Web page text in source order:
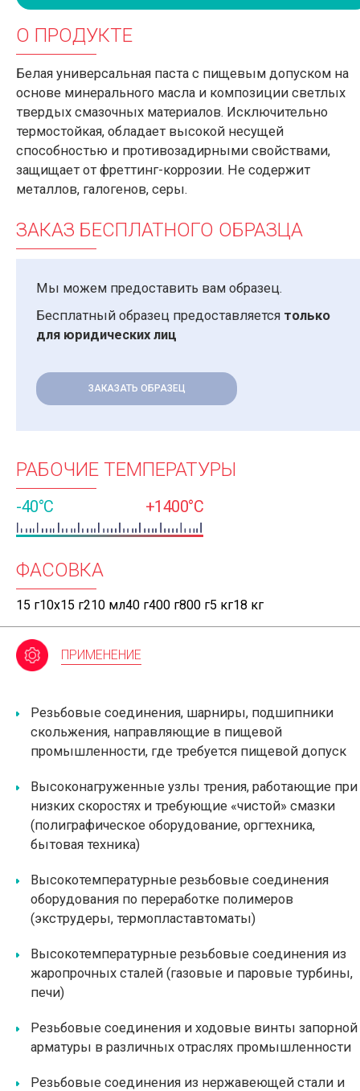
О ПРОДУКТЕ
Белая универсальная паста с пищевым допуском на
основе минерального масла и композиции светлых
твердых смазочных материалов. Исключительно
термостойкая, обладает высокой несущей
способностью и противозадирными свойствами,
защищает от фреттинг-коррозии. Не содержит
металлов, галогенов, серы.
ЗАКАЗ БЕСПЛАТНОГО ОБРАЗЦА
Мы можем предоставить вам образец.
Бесплатный образец предоставляется только
для юридических лиц
ЗАКАЗАТЬ ОБРАЗЕЦ
РАБОЧИЕ ТЕМПЕРАТУРЫ
-40°C +1400°C
ФАСОВКА
15 г10х15 г210 мл40 г400 г800 г5 кг18 кг
ПРИМЕНЕНИЕ
Резьбовые соединения, шарниры, подшипники
скольжения, направляющие в пищевой
промышленности, где требуется пищевой допуск
Высоконагруженные узлы трения, работающие при
низких скоростях и требующие «чистой» смазки
(полиграфическое оборудование, оргтехника,
бытовая техника)
Высокотемпературные резьбовые соединения
оборудования по переработке полимеров
(экструдеры, термопластавтоматы)
Высокотемпературные резьбовые соединения из
жаропрочных сталей (газовые и паровые турбины,
печи)
Резьбовые соединения и ходовые винты запорной
арматуры в различных отраслях промышленности
Резьбовые соединения из нержавеющей стали и